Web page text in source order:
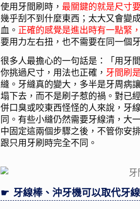
使用牙間刷時， 最關鍵的就是尺寸
幾乎刮不到什麼東西；太大又會變
血。 正確的感覺是進出時有一點緊
要用力左右扭，也不需要在同一個
很多人最擔心的一句話是：「用牙
你挑過尺寸，用法也正確， 牙間刷
縫。牙縫真的變大，多半是牙周病
塌下去，而不是刷子惹的禍。對已
併口臭或咬東西怪怪的人來說，牙
同。有些小縫仍然需要牙線清，大
中固定這兩個步驟之後，不管你安
跟只用牙刷時完全不同。
牙線棒、沖牙機可以取代牙